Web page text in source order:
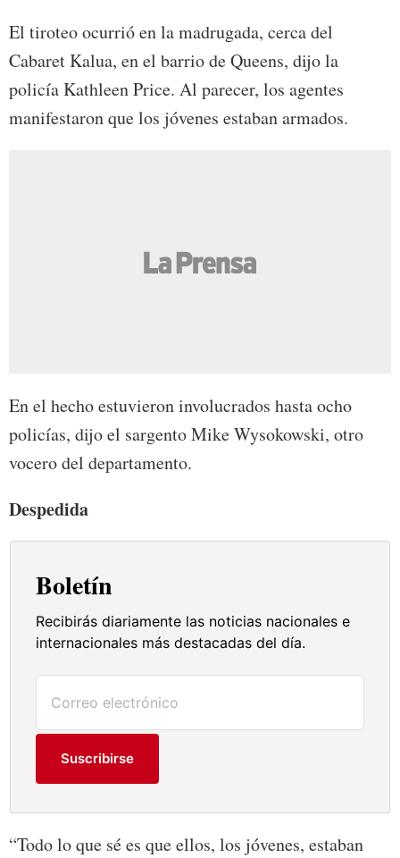
El tiroteo ocurrió en la madrugada, cerca del
Cabaret Kalua, en el barrio de Queens, dijo la
policía Kathleen Price. Al parecer, los agentes
manifestaron que los jóvenes estaban armados.
En el hecho estuvieron involucrados hasta ocho
policías, dijo el sargento Mike Wysokowski, otro
vocero del departamento.
Despedida
Boletín
Recibirás diariamente las noticias nacionales e
internacionales más destacadas del día.
Suscribirse
“Todo lo que sé es que ellos, los jóvenes, estaban